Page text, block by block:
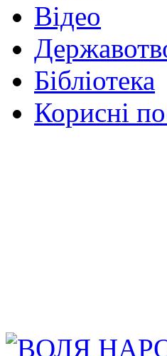
Відео
Бібліотека
Корисні